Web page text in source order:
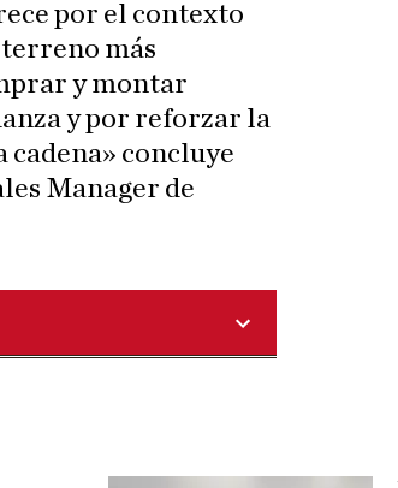
por el contexto
más
y montar
y por reforzar la
concluye
Manager de